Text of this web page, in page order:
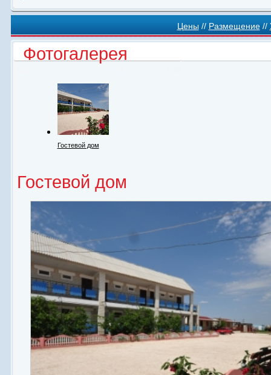
Цены // Размещение//
Фотогалерея
Гостевой дом
Общая кухня
Бассейн
Гостевой дом